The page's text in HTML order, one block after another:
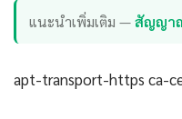
แนะนำเพิ่มเติม —สัญญา
apt-transport-https ca-